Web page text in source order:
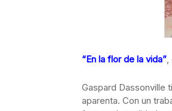
“En la flor de la vida”,
Gaspard Dassonville
aparenta. Con un